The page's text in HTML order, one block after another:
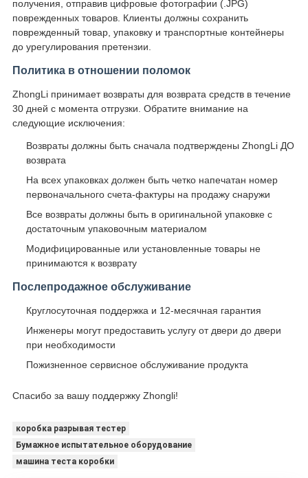
получения, отправив цифровые фотографии (.JPG)
поврежденных товаров. Клиенты должны сохранить
поврежденный товар, упаковку и транспортные контейнеры
до урегулирования претензии.
Политика в отношении поломок
ZhongLi принимает возвраты для возврата средств в течение
30 дней с момента отгрузки. Обратите внимание на
следующие исключения:
Возвраты должны быть сначала подтверждены ZhongLi ДО
возврата
На всех упаковках должен быть четко напечатан номер
первоначального счета-фактуры на продажу снаружи
Все возвраты должны быть в оригинальной упаковке с
достаточным упаковочным материалом
Модифицированные или установленные товары не
принимаются к возврату
Послепродажное обслуживание
Круглосуточная поддержка и 12-месячная гарантия
Инженеры могут предоставить услугу от двери до двери
при необходимости
Пожизненное сервисное обслуживание продукта
Спасибо за вашу поддержку Zhongli!
коробка разрывая тестер
Бумажное испытательное оборудование
машина теста коробки